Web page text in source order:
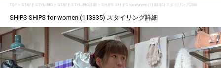
TOP> STAFF STYLING> STAFF STYLING詳細 > SHIPS SHIPS for women (113335) スタイリング詳細
SHIPS SHIPS for women (113335) スタイリング詳細